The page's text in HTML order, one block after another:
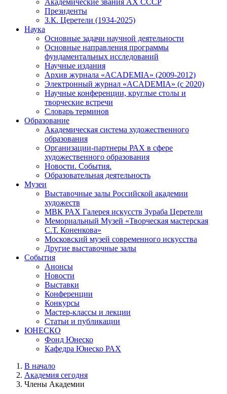
Президенты
З.К. Церетели (1934-2025)
Наука
Основные задачи научной деятельности
Основные направления программы
фундаментальных исследований
Научные издания
Архив журнала «ACADEMIA» (2009-2012)
Электронный журнал «ACADEMIA» (с 2020)
Научные конференции, круглые столы и
творческие встречи
Словарь терминов
Образование
Академическая система художественного
образования
Организации-партнеры РАХ в сфере
художественного образования
Новости. События.
Образовательная деятельность
Музеи
Выставочные залы Российской академии
художеств
МВК РАХ Галерея искусств Зураба Церетели
Мемориальный Музей «Творческая мастерская
С.Т. Коненкова»
Московский музей современного искусства
Другие выставочные залы
События
Анонсы
Новости
Выставки
Конференции
Конкурсы
Мастер-классы и лекции
Статьи и публикации
ЮНЕСКО
Фонд Юнеско
Кафедра Юнеско РАХ
В начало
Академия сегодня
Члены Академии